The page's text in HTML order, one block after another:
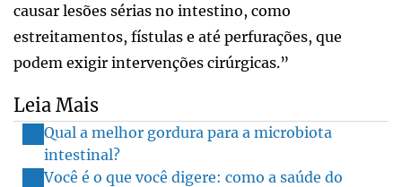
causar lesões sérias no intestino, como
estreitamentos, fístulas e até perfurações, que
podem exigir intervenções cirúrgicas.”
Leia Mais
Qual a melhor gordura para a microbiota
intestinal?
Você é o que você digere: como a saúde do